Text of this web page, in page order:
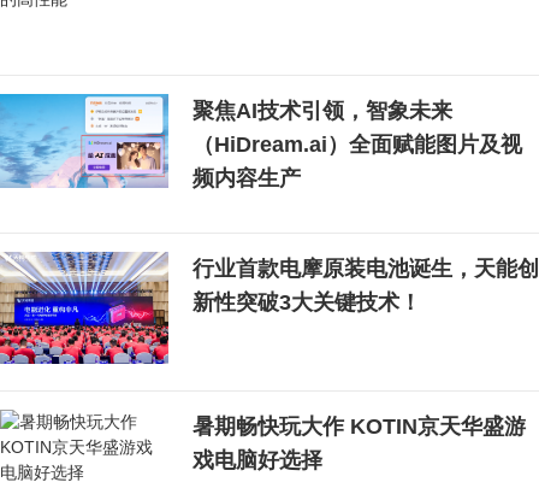
聚焦AI技术引领，智象未来
（HiDream.ai）全面赋能图片及视
频内容生产
行业首款电摩原装电池诞生，天能创
新性突破3大关键技术！
暑期畅快玩大作 KOTIN京天华盛游
戏电脑好选择